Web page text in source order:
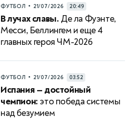
ФУТБОЛ • 21/07/2026 20:49
В лучах славы. Де ла Фуэнте,
Месси, Беллингем и еще 4
главных героя ЧМ-2026
ФУТБОЛ • 21/07/2026 03:52
Испания — достойный
чемпион: это победа системы
над безумием